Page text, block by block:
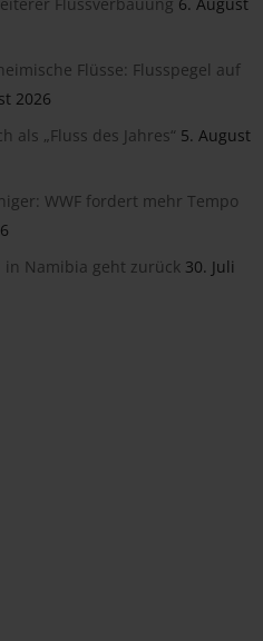
Flussverbauung 6. August
Flüsse: Flusspegel auf
2026
„Fluss des Jahres“ 5. August
WWF fordert mehr Tempo
in Namibia geht zurück 30. Juli